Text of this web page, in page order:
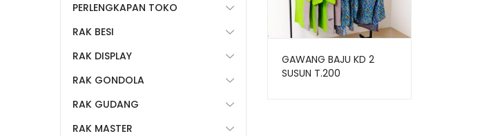
GAWANG BAJU KD 2
SUSUN T.200
PERLENGKAPAN TOKO
RAK BESI
RAK DISPLAY
RAK GONDOLA
RAK GUDANG
RAK MASTER